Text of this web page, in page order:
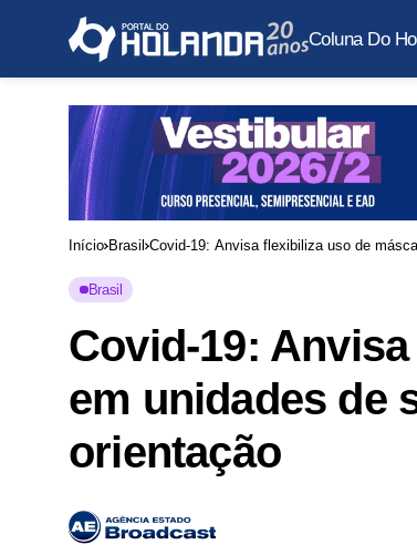
Coluna Do
Início Brasil Covid-19: Anvisa flexibiliza uso de
Brasil
Covid-19:
em unidades de
orientação